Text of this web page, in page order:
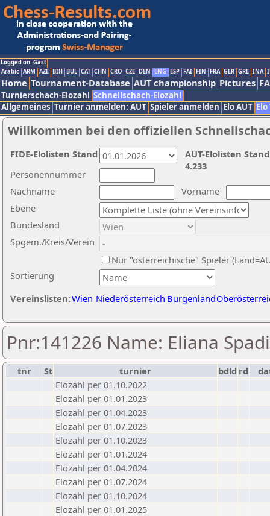
Logged on: Gast
Arabic ARM AZE BIH BUL CAT CHN CRO CZE DEN ENG ESP FAI FIN FRA GER GRE INA
Home Tournament-Database AUT championship Pictures
Turnierschach-Elozahl Schnellschach-Elozahl
Allgemeines Turnier anmelden: AUT Spieler anmelden Elo AUT
Willkommen bei den offiziellen
Nachname
Vorname
Ebene
Sortierung
Personennummer
Bundesland
Spgem./Kreis/Verein
Nur "österreichische" Spieler
Vereinslisten:Wien Niederösterreich Burgenland
AUT-Elolisten
4.233
FIDE-Elolisten Stand
Pnr:141226 Name: Eliana Spadi
tnr St turnier bdld rd
Elozahl per 01.10.2022
Elozahl per 01.01.2023
Elozahl per 01.04.2023
Elozahl per 01.07.2023
Elozahl per 01.10.2023
Elozahl per 01.01.2024
Elozahl per 01.04.2024
Elozahl per 01.07.2024
Elozahl per 01.10.2024
Elozahl per 01.01.2025